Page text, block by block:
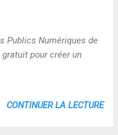
à l’administrateur de
classification. Ce
qu’une ...
Publics Numériques de
pour créer un
CONTINUER LA LECTURE